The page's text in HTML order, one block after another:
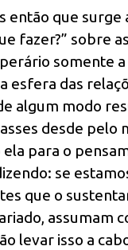
então que
fazer?” sobre
somente
esfera das
algum modo
desde
para o
se
que o
assumam
levar isso a